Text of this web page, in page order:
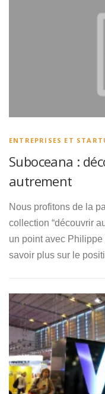
ENTREPRISES ET
Suboceana :
autrement
Nous profitons de la
collection “découvrir
un point avec Philippe
savoir plus sur le